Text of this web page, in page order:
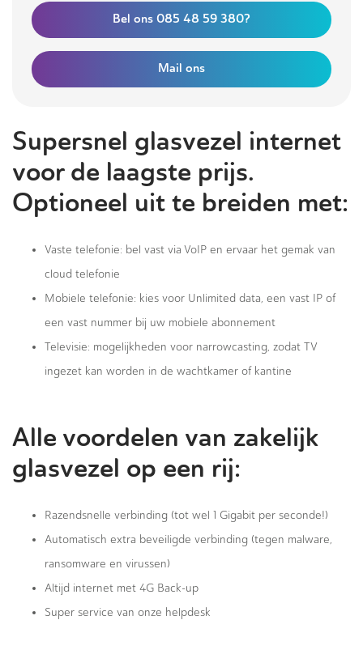
Bel ons 085 48 59 380?
Mail ons
Supersnel glasvezel internet
voor de laagste prijs.
Optioneel uit te breiden met:
Vaste telefonie: bel vast via VoIP en ervaar het gemak van
cloud telefonie
Mobiele telefonie: kies voor Unlimited data, een vast IP of
een vast nummer bij uw mobiele abonnement
Televisie: mogelijkheden voor narrowcasting, zodat TV
ingezet kan worden in de wachtkamer of kantine
Alle voordelen van zakelijk
glasvezel op een rij:
Razendsnelle verbinding (tot wel 1 Gigabit per seconde!)
Automatisch extra beveiligde verbinding (tegen malware,
ransomware en virussen)
Altijd internet met 4G Back-up
Super service van onze helpdesk